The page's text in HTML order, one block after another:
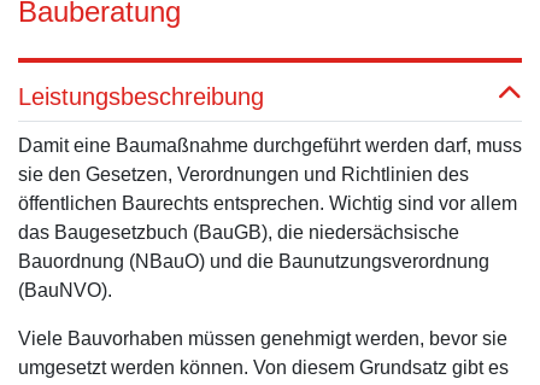
Bauberatung
Leistungsbeschreibung
Damit eine Baumaßnahme durchgeführt werden darf, muss
sie den Gesetzen, Verordnungen und Richtlinien des
öffentlichen Baurechts entsprechen. Wichtig sind vor allem
das Baugesetzbuch (BauGB), die niedersächsische
Bauordnung (NBauO) und die Baunutzungsverordnung
(BauNVO).
Viele Bauvorhaben müssen genehmigt werden, bevor sie
umgesetzt werden können. Von diesem Grundsatz gibt es